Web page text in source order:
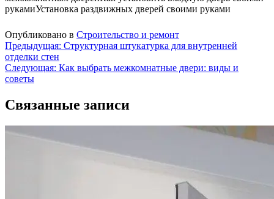
рукамиУстановка раздвижных дверей своими руками
Опубликовано в Строительство и ремонт
Навигация
по
записям
Предыдущая: Структурная штукатурка для внутренней
отделки стен
Следующая: Как выбрать межкомнатные двери: виды и
советы
Связанные записи